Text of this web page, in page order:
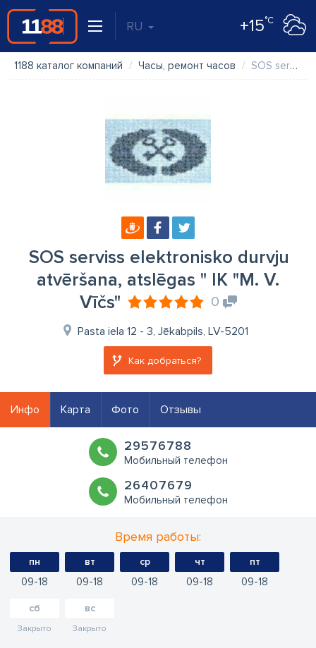
RU +15°C
1188 каталог компаний Часы, ремонт часов SOS serviss elektronisko durvju atvēršana, atslēgas " IK "M. V. Vīčs"
SOS serviss elektronisko durvju
atvēršana, atslēgas " IK "M. V.
Vīčs"
0
Pasta iela 12 - 3, Jēkabpils, LV-5201
Как добраться?
Инфо Карта Фото Отзывы
29576788
Мобильный телефон
26407679
Мобильный телефон
Время работы:
пн
09 18
вт
09 18
ср
09 18
чт
09 18
пт
09 18
сб
Закрыто
вс
Закрыто